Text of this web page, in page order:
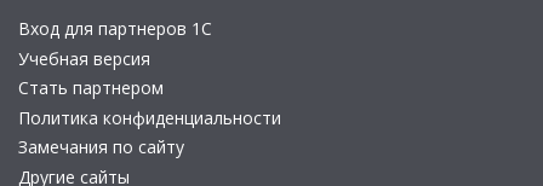
Вход для партнеров 1С
Учебная версия
Стать партнером
Политика конфиденциальности
Замечания по сайту
Другие сайты